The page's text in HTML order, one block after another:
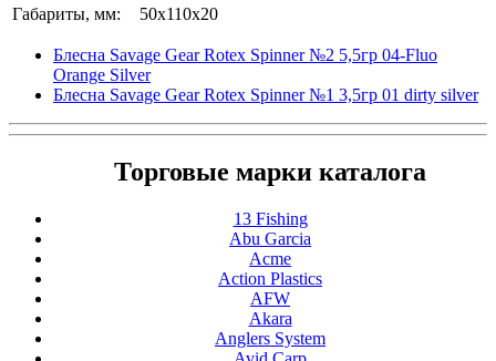
Габариты, мм:
50x110x20
Блесна Savage Gear Rotex Spinner №2 5,5гр 04-Fluo
Orange Silver
Блесна Savage Gear Rotex Spinner №1 3,5гр 01 dirty silver
Торговые марки каталога
13 Fishing
Abu Garcia
Acme
Action Plastics
AFW
Akara
Anglers System